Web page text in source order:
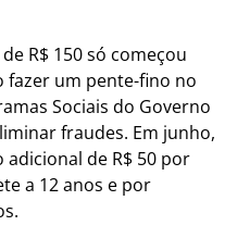
R$ 150 só começou
fazer um pente-fino no
Sociais do Governo
fraudes. Em junho,
de R$ 50 por
a 12 anos e por